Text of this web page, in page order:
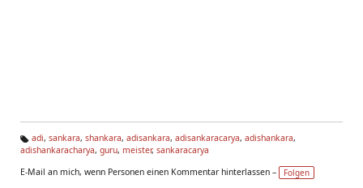
Ta
s:
adi, sankara, shankara, adisankara, adisankaracarya, adishankara,
adishankaracharya, guru, meister, sankaracarya
E-Mail an mich, wenn Personen einen Kommentar hinterlassen –
Folgen